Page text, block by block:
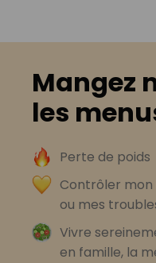
Mangez
les
Perte de poids
Contrôler
ou mes
Vivre
en famille, la